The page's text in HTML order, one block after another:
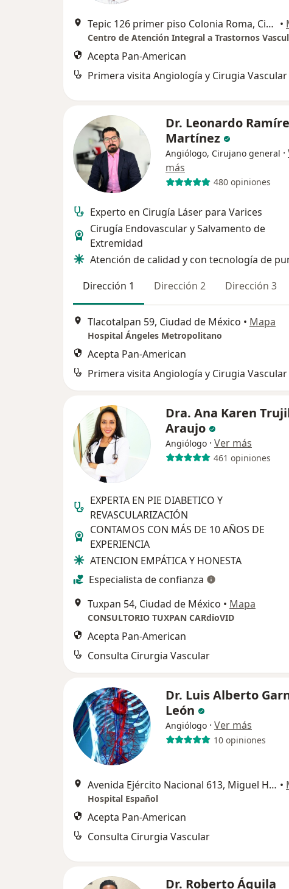
Tepic 126 primer piso Colonia Roma, Ciudad de México •
Centro de Atención Integral a Trastornos
Acepta Pan-American
Primera visita Angiología y Cirugia Vascular
Dr. Leonardo
Martínez
Angiólogo, Cirujano general ·
más
480 opiniones
Experto en Cirugía Láser para Varices
Cirugía Endovascular y Salvamento de
Extremidad
Atención de calidad y con tecnología de
Dirección 1
Dirección 2 Dirección 3
Tlacotalpan 59, Ciudad de México • Mapa
Hospital Ángeles Metropolitano
Acepta Pan-American
Primera visita Angiología y Cirugia Vascular
Dra. Ana Karen
Araujo
Angiólogo · Ver más
461 opiniones
EXPERTA EN PIE DIABETICO Y
REVASCULARIZACIÓN
CONTAMOS CON MÁS DE 10 AÑOS DE
EXPERIENCIA
ATENCION EMPÁTICA Y HONESTA
Especialista de confianza
Tuxpan 54, Ciudad de México • Mapa
CONSULTORIO TUXPAN CARdioVID
Acepta Pan-American
Consulta Cirurgia Vascular
Dr. Luis Alberto
León
Angiólogo · Ver más
10 opiniones
Avenida Ejército Nacional 613, Miguel Hidalgo •
Hospital Español
Acepta Pan-American
Consulta Cirurgia Vascular
Dr. Roberto Águila